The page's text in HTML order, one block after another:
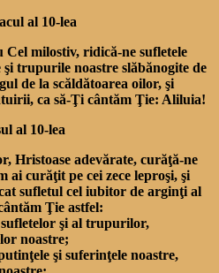
al 10-lea
milostiv, ridică-ne sufletele
şi trupurile noastre slăbănogite de
de la scăldătoarea oilor, şi
ca să-Ţi cântăm Ţie: Aliluia!
al 10-lea
Hristoase adevărate, curăţă-ne
ai curăţit pe cei zece leproşi, şi
sufletul cel iubitor de arginţi al
Ţie astfel:
şi al trupurilor,
noastre;
şi suferinţele noastre,